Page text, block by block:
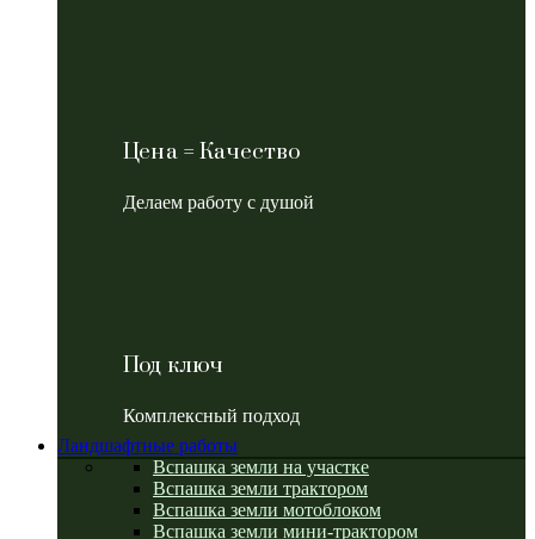
Цена = Качество
Делаем работу с душой
Под ключ
Комплексный подход
Ландшафтные работы
Вспашка земли на участке
Вспашка земли трактором
Вспашка земли мотоблоком
Вспашка земли мини-трактором